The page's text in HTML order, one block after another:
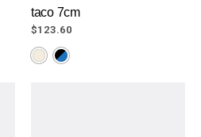
taco 7cm
$123.60